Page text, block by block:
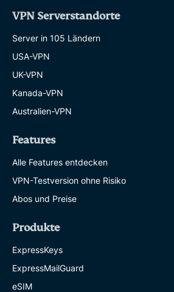
VPN Serverstandorte
Server in 105 Ländern
USA-VPN
UK-VPN
Kanada-VPN
Australien-VPN
Features
Alle Features entdecken
VPN-Testversion ohne Risiko
Abos und Preise
Produkte
ExpressKeys
ExpressMailGuard
eSIM